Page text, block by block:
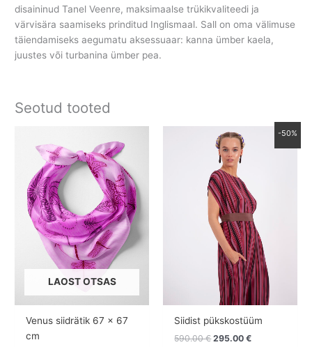
disaininud Tanel Veenre, maksimaalse trükikvaliteedi ja
värvisära saamiseks prinditud Inglismaal. Sall on oma välimuse
täiendamiseks aegumatu aksessuaar: kanna ümber kaela,
juustes või turbanina ümber pea.
Seotud tooted
LAOST OTSAS
Venus siidrätik 67 x 67
cm
-50%
Siidist pükskostüüm
590.00€
Algne
hind
oli:
590.00 €.
295.00€
Praegune